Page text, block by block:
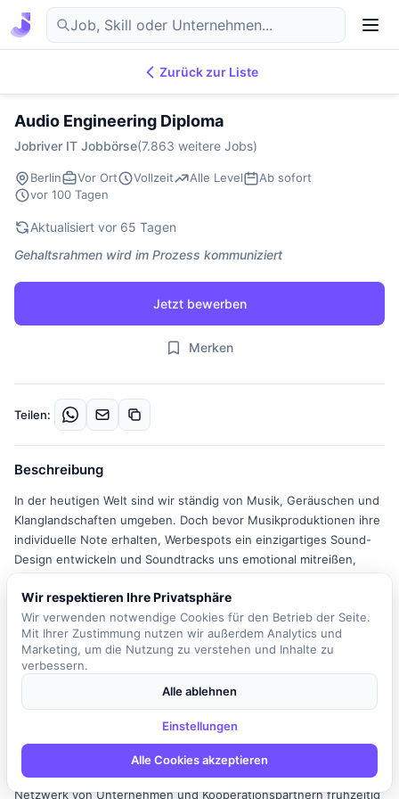
DE
Zurück zur Liste
Audio Engineering Diploma
Jobriver IT Jobbörse(7.863 weitere Jobs)
Berlin Vor Ort Vollzeit Alle Level
Ab sofort
vor 100 Tagen
Aktualisiert vor 65 Tagen
Gehaltsrahmen wird im Prozess kommuniziert
Jetzt bewerben
Merken
Teilen:
Beschreibung
In der heutigen Welt sind wir ständig von Musik, Geräuschen und
Klanglandschaften umgeben. Doch bevor Musikproduktionen ihre
individuelle Note erhalten, Werbespots ein einzigartiges Sound-
Design entwickeln und Soundtracks uns emotional mitreißen,
gesampelt und gemastert werden. Im Rahmen des Audio
Engineering Diploms erlernen Sie die wesentlichen
Produktionsabläufe, erwerben fundiertes Fachwissen und
technisches Verständnis und sammeln vor allem praktische
Erfahrung. Durch verschiedene Übungen, eigene Projekte und
eine individuelle Betreuung wird Ihnen geholfen, Ihr Wissen zu
on-Prinzip ermöglicht Ihnen den Zugang zu fachspezifischen
Arbeitsplätzen, professionellen Studios und hochwertigem
Equipment. Zudem haben Sie die Möglichkeit, über ein weltweites
Netzwerk von Unternehmen und Kooperationspartnern frühzeitig
Wir respektieren Ihre Privatsphäre
Wir verwenden notwendige Cookies für den Betrieb der Seite.
Mit Ihrer Zustimmung nutzen wir außerdem Analytics und
Marketing, um die Nutzung zu verstehen und Inhalte zu
verbessern.
Alle ablehnen
Einstellungen
Alle Cookies akzeptieren